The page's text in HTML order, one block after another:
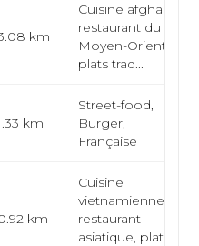
km
Cuisine afghane,
restaurant du
Moyen-Orient,
plats trad...
km
Street-food,
Burger,
Française
km
Cuisine
vietnamienne,
restaurant
asiatique, plats